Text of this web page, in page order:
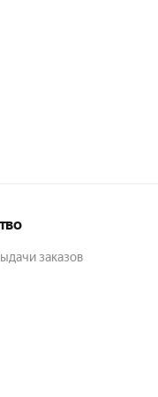
заказов